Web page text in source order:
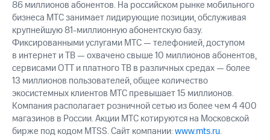
86 миллионов абонентов. На российском рынке мобильного
бизнеса МТС занимает лидирующие позиции, обслуживая
крупнейшую 81-миллионную абонентскую базу.
Фиксированными услугами МТС — телефонией, доступом
в интернет и ТВ — охвачено свыше 10 миллионов абонентов,
сервисами OTT и платного ТВ в различных средах — более
13 миллионов пользователей, общее количество
экосистемных клиентов МТС превышает 15 миллионов.
Компания располагает розничной сетью из более чем 4 400
магазинов в России. Акции МТС котируются на Московской
бирже под кодом MTSS. Сайт компании:www.mts.ru.